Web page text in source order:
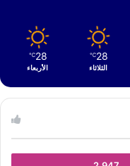
28
℃
الثلاثاء
28
℃
الأربعاء